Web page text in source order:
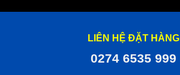
LIÊN HỆ ĐẶT HÀNG
0274 6535 999